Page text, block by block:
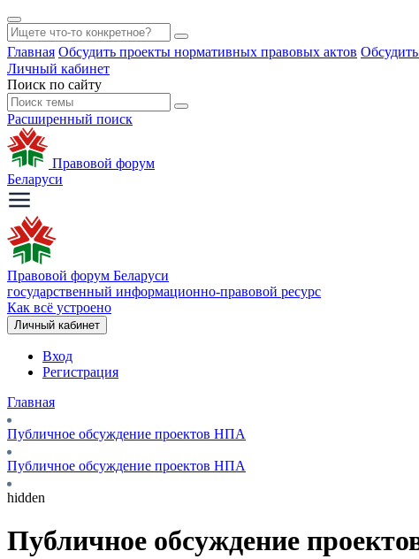
Главная Обсудить проекты нормативных правовых актов
Личный кабинет
Поиск по сайту
Расширенный поиск
Правовой форум
Беларуси
Правовой форум Беларуси
государственный информационно-правовой ресурс
Как всё устроено
Личный кабинет
Вход
Регистрация
Главная
Публичное обсуждение проектов НПА
Публичное обсуждение проектов НПА
hidden
Публичное обсуждение